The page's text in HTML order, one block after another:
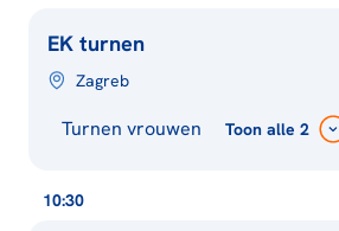
EK turnen
Zagreb
Turnen vrouwen Toon alle 2
10:30